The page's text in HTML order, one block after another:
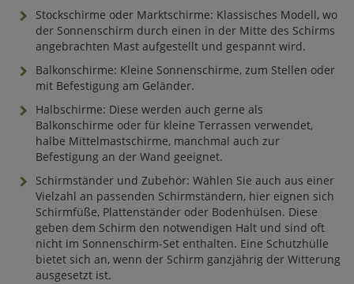
Stockschirme oder Marktschirme: Klassisches Modell, wo
der Sonnenschirm durch einen in der Mitte des Schirms
angebrachten Mast aufgestellt und gespannt wird.
Balkonschirme: Kleine Sonnenschirme, zum Stellen oder
mit Befestigung am Geländer.
Halbschirme: Diese werden auch gerne als
Balkonschirme oder für kleine Terrassen verwendet,
halbe Mittelmastschirme, manchmal auch zur
Befestigung an der Wand geeignet.
Schirmständer und Zubehör: Wählen Sie auch aus einer
Vielzahl an passenden Schirmständern, hier eignen sich
Schirmfüße, Plattenständer oder Bodenhülsen. Diese
geben dem Schirm den notwendigen Halt und sind oft
nicht im Sonnenschirm-Set enthalten. Eine Schutzhülle
bietet sich an, wenn der Schirm ganzjährig der Witterung
ausgesetzt ist.